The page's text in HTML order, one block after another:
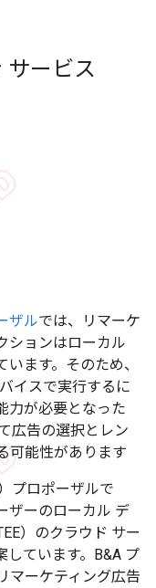
ービス
ザルでは、リマーケ
ションはローカル
ます。そのため、
イスで実行するに
力が必要となった
広告の選択とレン
可能性があります
プロポーザルで
ザーのローカル デ
）のクラウド サー
しています。B&A プ
マーケティング広告